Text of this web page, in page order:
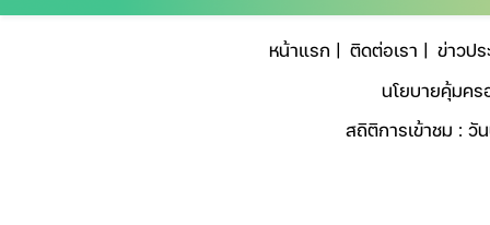
หน้าแรก | ติดต่อเรา | ข่าวป
นโยบายคุ้มค
สถิติการเข้าชม : วั